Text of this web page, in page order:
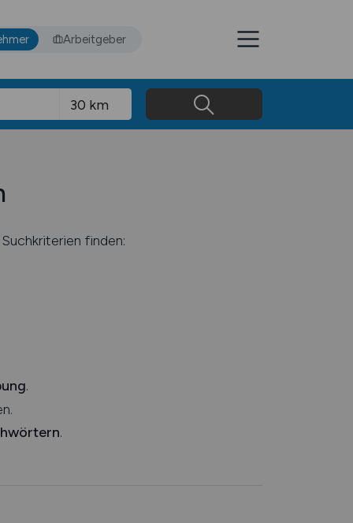
Arbeitgeber
finden:
.
.